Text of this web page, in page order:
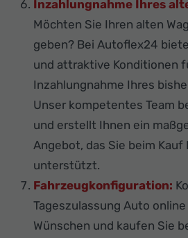
Inzahlungnahme Ihres
Möchten Sie Ihren alten
geben? Bei Autoflex24
und attraktive Konditionen
Inzahlungnahme Ihres
Unser kompetentes Team
und erstellt Ihnen ein
Angebot, das Sie beim
unterstützt.
Fahrzeugkonfiguration:
Tageszulassung Auto
Wünschen und kaufen Sie